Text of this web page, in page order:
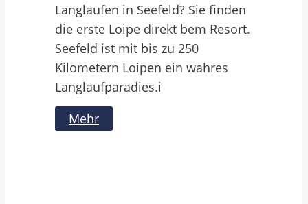
Langlaufen in Seefeld? Sie finden
die erste Loipe direkt bem Resort.
Seefeld ist mit bis zu 250
Kilometern Loipen ein wahres
Langlaufparadies.i
Mehr